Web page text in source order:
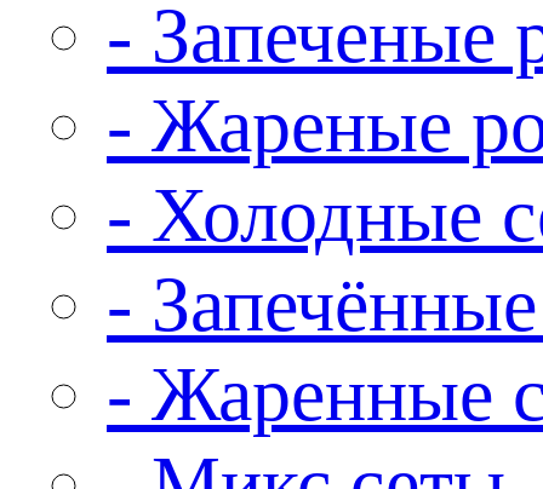
- Запеченые
- Жареные
- Холодные
-
- Жаренные